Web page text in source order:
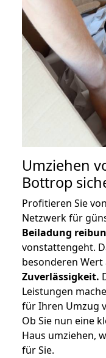
Umziehen
Bottrop
Profitieren Sie
Netzwerk für
Beiladung
vonstattengeht.
besonderen Wert
Zuverlässigkeit.
Leistungen
für Ihren Umzug
Ob Sie nun eine
Haus umziehen,
für Sie.